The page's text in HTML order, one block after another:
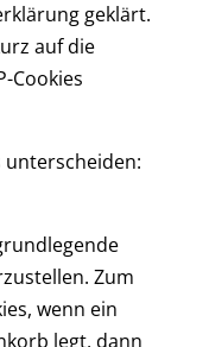
geklärt.
auf die
Cookies
unterscheiden:
Zum
wenn ein
legt, dann